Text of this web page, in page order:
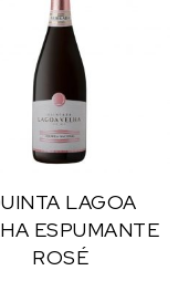
LAGOA
ESPUMANTE
ROSÉ